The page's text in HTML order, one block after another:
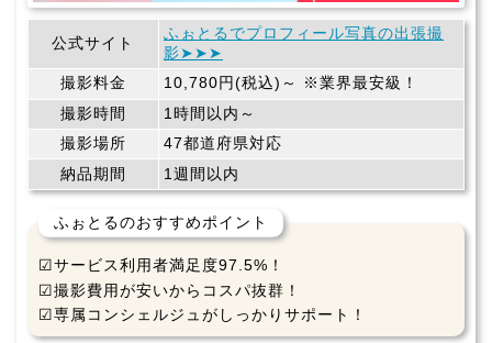
公式サイト
ふぉとるでプロフィール写真の出張撮
影➤➤➤
撮影料金
10,780円(税込)～ ※業界最安級！
撮影時間
1時間以内～
撮影場所
47都道府県対応
納品期間
1週間以内
ふぉとるのおすすめポイント
☑サービス利用者満足度97.5%！
☑撮影費用が安いからコスパ抜群！
☑専属コンシェルジュがしっかりサポート！